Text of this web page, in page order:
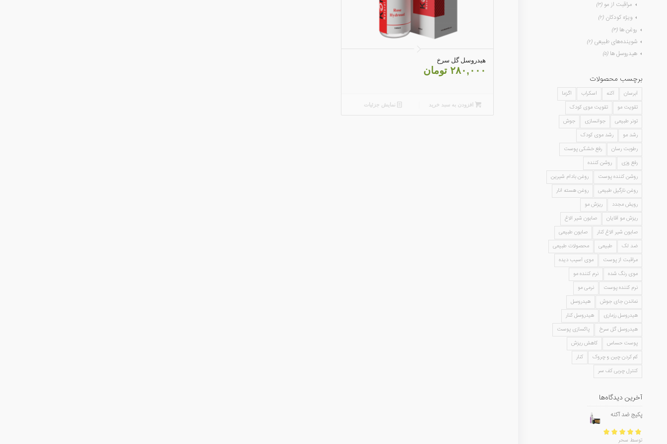
4.20
هیدروسل گل سرخ
۲۸۰,۰۰۰ تومان
افزودن به سبد خرید نمایش جزئیات
مراقبت از مو (۳)
ویژه کودکان (۲)
روغن ها (۳)
شوینده‌های طبیعی (۲)
هیدروسل ها (۵)
برچسب محصولات
آبرسان آکنه اسکراب
اگزما
تقویت مو
تقویت موی کودک
تونر طبیعی
جوانسازی
جوش
رشد مو
رشد موی کودک
رطوبت رسان
رفع خشکی پوست
رفع وزی
روشن کننده
روشن کننده پوست
روغن بادام شیرین
روغن نارگیل طبیعی
روغن هسته انار
رویش مجدد
ریزش مو
ریزش مو آقایان
صابون شیر الاغ
صابون شیر الاغ کنار
صابون طبیعی
ضد لک
طبیعی
محصولات طبیعی
مراقبت از پوست
موی آسیب دیده
موی رنگ شده
نرم کننده مو
نرم کننده پوست
نرمی مو
نماندن جای جوش
هیدروسل
هیدروسل رزماری
هیدروسل کنار
هیدروسل گل سرخ
پاکسازی پوست
پوست حساس
کاهش ریزش
کم کردن چین و چروک
کنار
کنترل چربی کف سر
آخرین دیدگاه‌ها
پکیج ضد آکنه
امتیاز 5از 5
توسط سحر